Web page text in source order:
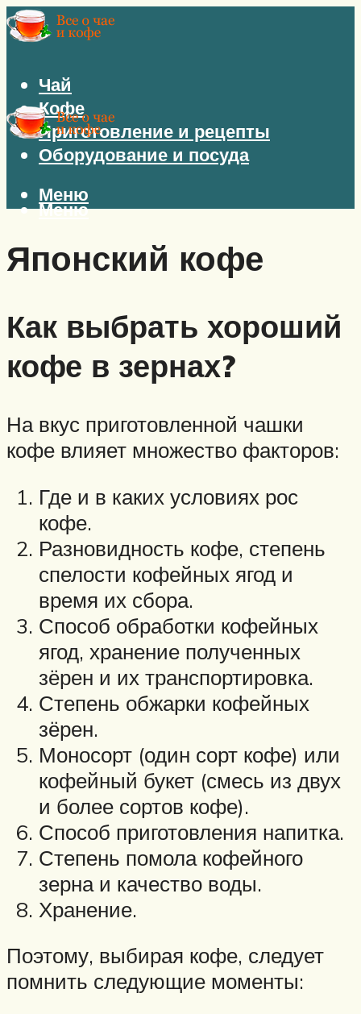
Чай
Кофе
Приготовление и рецепты
Оборудование и посуда
Меню
Меню
Японский кофе
Как выбрать хороший
кофе в зернах?
На вкус приготовленной чашки
кофе влияет множество факторов:
Где и в каких условиях рос
кофе.
Разновидность кофе, степень
спелости кофейных ягод и
время их сбора.
Способ обработки кофейных
ягод, хранение полученных
зёрен и их транспортировка.
Степень обжарки кофейных
зёрен.
Моносорт (один сорт кофе) или
кофейный букет (смесь из двух
и более сортов кофе).
Способ приготовления напитка.
Степень помола кофейного
зерна и качество воды.
Хранение.
Поэтому, выбирая кофе, следует
помнить следующие моменты: